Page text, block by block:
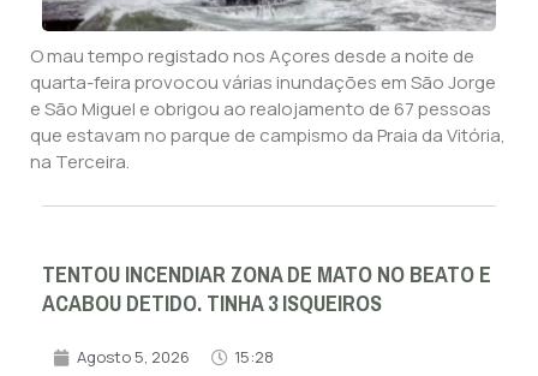
O mau tempo registado nos Açores desde a noite de
quarta-feira provocou várias inundações em São Jorge
e São Miguel e obrigou ao realojamento de 67 pessoas
que estavam no parque de campismo da Praia da Vitória,
na Terceira.
TENTOU INCENDIAR ZONA DE MATO NO BEATO E
ACABOU DETIDO. TINHA 3 ISQUEIROS
Agosto 5, 2026 15:28